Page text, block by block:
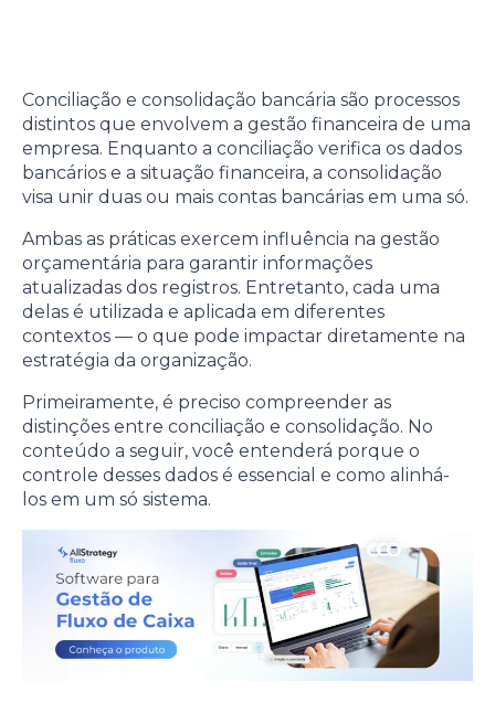
Conciliação e consolidação bancária são processos
distintos que envolvem a gestão financeira de uma
empresa. Enquanto a conciliação verifica os dados
bancários e a situação financeira, a consolidação
visa unir duas ou mais contas bancárias em uma só.
Ambas as práticas exercem influência na gestão
orçamentária para garantir informações
atualizadas dos registros. Entretanto, cada uma
delas é utilizada e aplicada em diferentes
contextos — o que pode impactar diretamente na
estratégia da organização.
Primeiramente, é preciso compreender as
distinções entre conciliação e consolidação. No
conteúdo a seguir, você entenderá porque o
controle desses dados é essencial e como alinhá-
los em um só sistema.